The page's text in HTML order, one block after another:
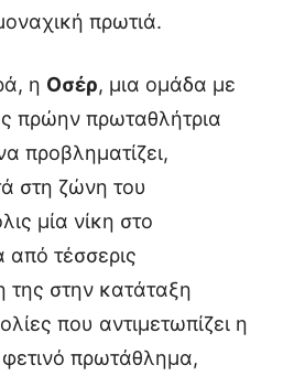
πρωτιά.
η Οσέρ, μια ομάδα με
πρώην πρωταθλήτρια
προβληματίζει,
στη ζώνη του
μία νίκη στο
από τέσσερις
της στην κατάταξη
που αντιμετωπίζει η
πρωτάθλημα,